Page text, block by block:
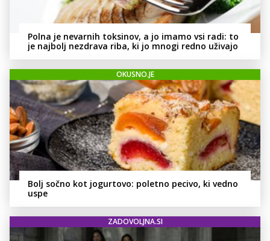
Polna je nevarnih toksinov, a jo imamo vsi radi: to
je najbolj nezdrava riba, ki jo mnogi redno uživajo
OKUSNO.JE
Bolj sočno kot jogurtovo: poletno pecivo, ki vedno
uspe
ZADOVOLJNA.SI